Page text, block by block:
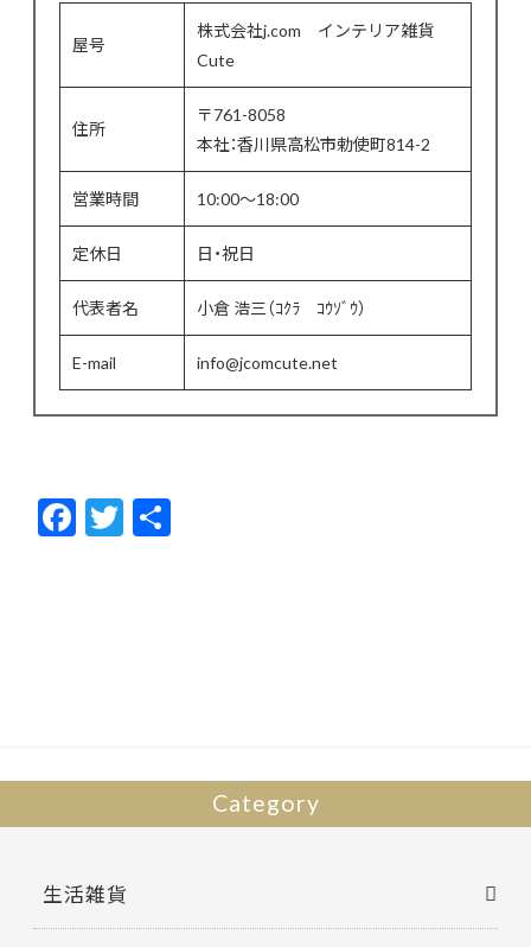
屋号
株式会社j.com インテリア雑貨
Cute
住所
〒761-8058
本社：香川県高松市勅使町814-2
営業時間 10:00〜18:00
定休日 日・祝日
代表者名 小倉 浩三（ｺｸﾗ ｺｳｿﾞｳ）
E-mail info@jcomcute.net
F
ac
T
w
Category
生活雑貨